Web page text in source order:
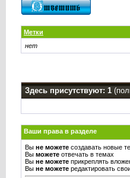
Метки
нет
Здесь присутствуют: 1
Ваши права в разделе
Вы не можетесоздавать новые
Вы можетеотвечать в темах
Вы не можетеприкреплять
Вы не можетередактировать